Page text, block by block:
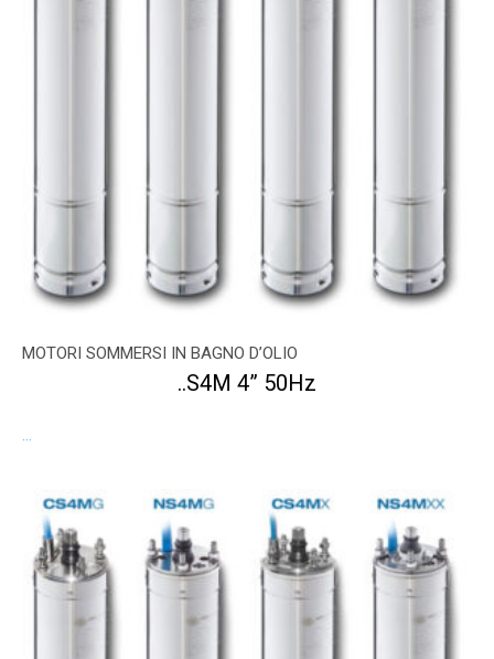
MOTORI SOMMERSI IN BAGNO D’OLIO
..S4M 4” 50Hz
...